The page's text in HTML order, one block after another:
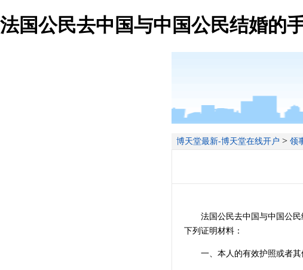
法国公民去中国与中国公民结婚的
博天堂最新-博天堂在线开户 > 领
法国公民去中国与中国公民
下列证明材料：
一、本人的有效护照或者其